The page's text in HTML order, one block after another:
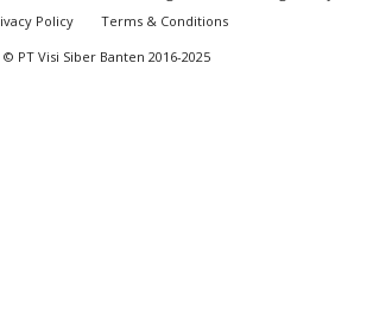
Policy
Terms & Conditions
© PT Visi Siber Banten 2016-2025